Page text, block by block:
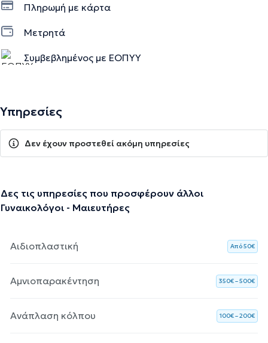
Πληρωμή με κάρτα
Μετρητά
Συμβεβλημένος με ΕΟΠΥΥ
Υπηρεσίες
Δεν έχουν προστεθεί ακόμη υπηρεσίες
Δες τις υπηρεσίες που προσφέρουν άλλοι
Γυναικολόγοι - Μαιευτήρες
Αιδιοπλαστική Aπό 50€
Αμνιοπαρακέντηση 350€ – 500€
Ανάπλαση κόλπου 100€ – 200€